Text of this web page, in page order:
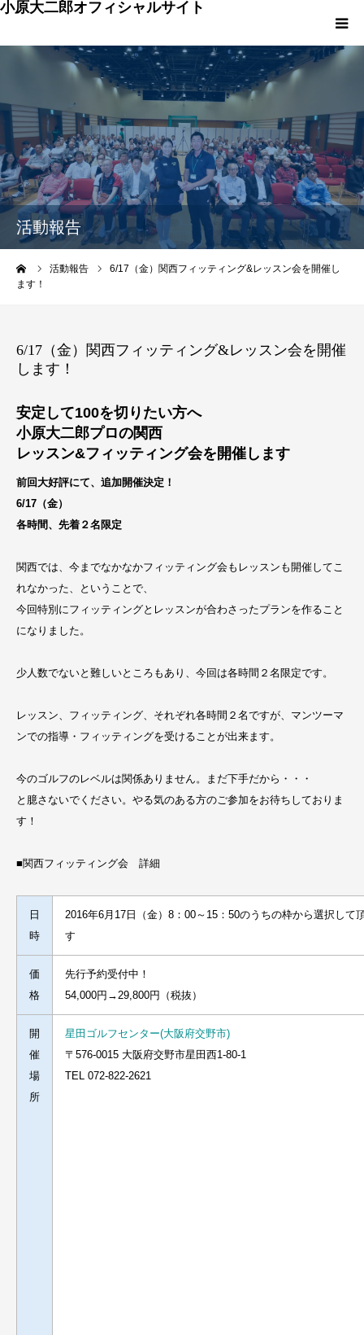
小原大二郎オフィシャルサイト
活動報告
活動報告
6/17（金）関西フィッティング&レッスン会を開催し
ます！
6/17（金）関西フィッティング&レッスン会を開催
します！
安定して100を切りたい方へ
小原大二郎プロの関西
レッスン&フィッティング会を開催します
前回大好評にて、追加開催決定！
6/17（金）
各時間、先着２名限定
関西では、今までなかなかフィッティング会もレッスンも開催してこ
れなかった、ということで、
今回特別にフィッティングとレッスンが合わさったプランを作ること
になりました。
少人数でないと難しいところもあり、今回は各時間２名限定です。
レッスン、フィッティング、それぞれ各時間２名ですが、マンツーマ
ンでの指導・フィッティングを受けることが出来ます。
今のゴルフのレベルは関係ありません。まだ下手だから・・・
と臆さないでください。やる気のある方のご参加をお待ちしておりま
す！
■関西フィッティング会 詳細
日
時
2016年6月17日（金）8：00～15：50のうちの枠から選択して
す
価
格
先行予約受付中！
54,000円→29,800円（税抜）
開
催
場
所
星田ゴルフセンター(大阪府交野市)
〒576-0015 大阪府交野市星田西1-80-1
TEL 072-822-2621
HOME
小原大二郎プロフィール
活動報告
イベント・レッスン
お問い合わせ